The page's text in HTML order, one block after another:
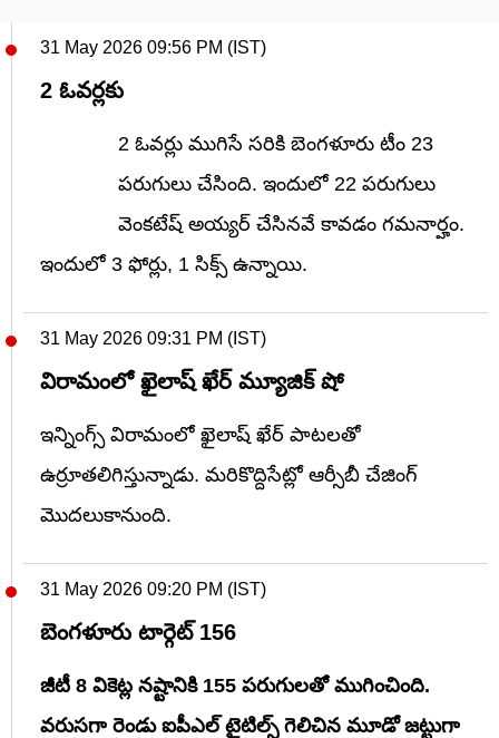
31 May 2026 09:56 PM (IST)
2 ఓవర్లకు
2 ఓవర్లు ముగిసే సరికి బెంగళూరు టీం 23
పరుగులు చేసింది. ఇందులో 22 పరుగులు
వెంకటేష్ అయ్యర్ చేసినవే కావడం గమనార్హం.
ఇందులో 3 ఫోర్లు, 1 సిక్స్ ఉన్నాయి.
31 May 2026 09:31 PM (IST)
విరామంలో ఖైలాష్ ఖేర్ మ్యూజిక్ షో
ఇన్నింగ్స్ విరామంలో ఖైలాష్ ఖేర్ పాటలతో
ఉర్రూతలిగిస్తున్నాడు. మరికొద్దిసేట్లో ఆర్సీబీ చేజింగ్
మొదలుకానుంది.
31 May 2026 09:20 PM (IST)
బెంగళూరు టార్గెట్ 156
జీటీ 8 వికెట్ల నష్టానికి 155 పరుగులతో ముగించింది.
వరుసగా రెండు ఐపీఎల్ టైటిల్స్ గెలిచిన మూడో జట్టుగా